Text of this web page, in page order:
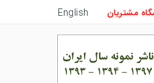
مشتریان English